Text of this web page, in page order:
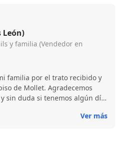
León)
y familia (Vendedor en
familia por el trato recibido y
de Mollet. Agradecemos
sin duda si tenemos algún día
Ver más